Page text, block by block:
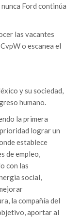
Ford continúa
las vacantes
o escanea el
y su sociedad,
humano.
la primera
lograr un
establece
de empleo,
con las
social,
la compañía del
aportar al